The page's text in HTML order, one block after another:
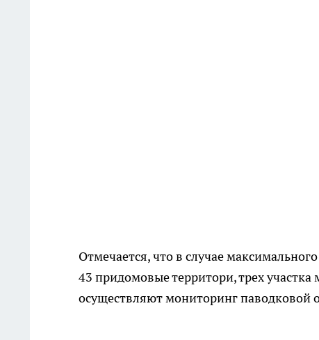
Отмечается, что в случае
43 придомовые территори, трех
осуществляют мониторинг паводковой